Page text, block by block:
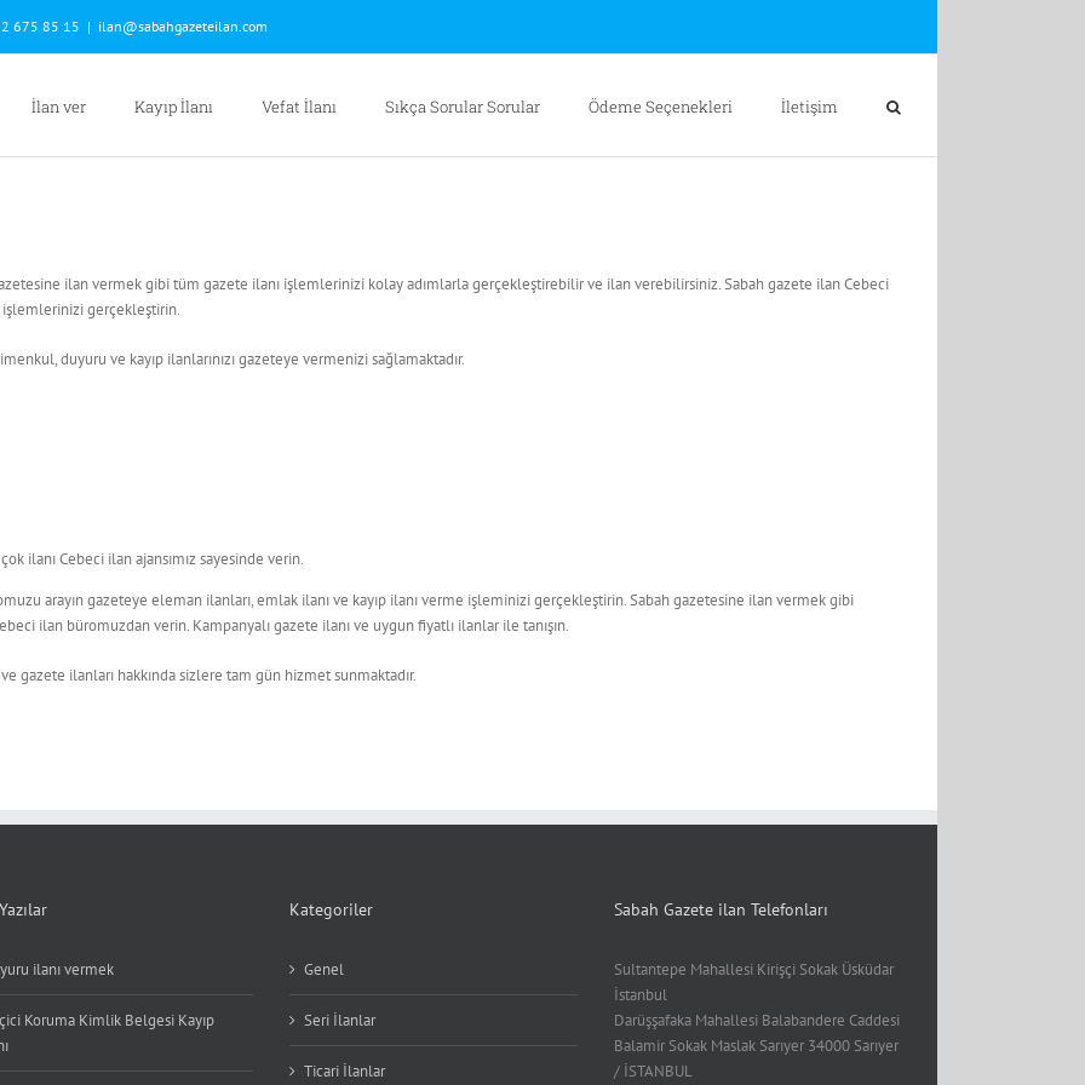
675 85 15 | ilan@sabahgazeteilan.com
İlan ver Kayıp İlanı Vefat İlanı Sıkça Sorular Sorular Ödeme Seçenekleri İletişim
ilan vermek gibi tüm gazete ilanı işlemlerinizi kolay adımlarla gerçekleştirebilir ve ilan verebilirsiniz. Sabah gazete ilan Cebeci
gerçekleştirin.
duyuru ve kayıp ilanlarınızı gazeteye vermenizi sağlamaktadır.
ilanı Cebeci ilan ajansımız sayesinde verin.
arayın gazeteye eleman ilanları, emlak ilanı ve kayıp ilanı verme işleminizi gerçekleştirin. Sabah gazetesine ilan vermek gibi
ilan büromuzdan verin. Kampanyalı gazete ilanı ve uygun fiyatlı ilanlar ile tanışın.
gazete ilanları hakkında sizlere tam gün hizmet sunmaktadır.
ilanı vermek
Koruma Kimlik Belgesi Kayıp
Kategoriler
Genel
Seri İlanlar
Ticari İlanlar
Sabah Gazete ilan Telefonları
Sultantepe Mahallesi Kirişçi Sokak Üsküdar
İstanbul
Darüşşafaka Mahallesi Balabandere Caddesi
Balamir Sokak Maslak Sarıyer 34000 Sarıyer
/ İSTANBUL